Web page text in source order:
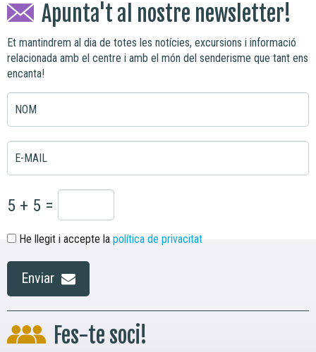
Apunta't al nostre newsletter!
Et mantindrem al dia de totes les notícies, excursions i informació
relacionada amb el centre i amb el món del senderisme que tant ens
encanta!
NOM
E-MAIL
5 + 5 =
He llegit i accepte la política de privacitat
Enviar
Fes-te soci!